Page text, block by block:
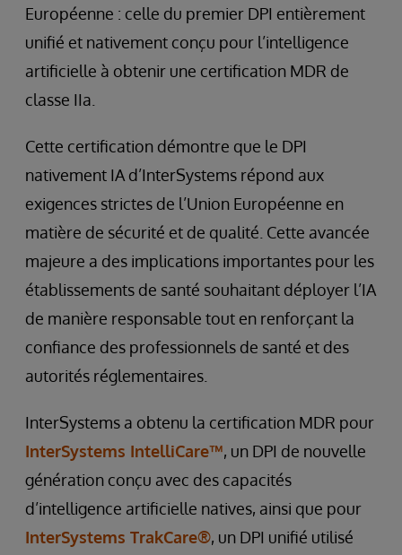
Européenne : celle du premier DPI entièrement
unifié et nativement conçu pour l’intelligence
artificielle à obtenir une certification MDR de
classe IIa.
Cette certification démontre que le DPI
nativement IA d’InterSystems répond aux
exigences strictes de l’Union Européenne en
matière de sécurité et de qualité. Cette avancée
majeure a des implications importantes pour les
établissements de santé souhaitant déployer l’IA
de manière responsable tout en renforçant la
confiance des professionnels de santé et des
autorités réglementaires.
InterSystems a obtenu la certification MDR pour
InterSystems IntelliCare™, un DPI de nouvelle
génération conçu avec des capacités
d’intelligence artificielle natives, ainsi que pour
InterSystems TrakCare®, un DPI unifié utilisé